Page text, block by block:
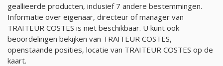
geallieerde producten, inclusief 7 andere bestemmingen.
Informatie over eigenaar, directeur of manager van
TRAITEUR COSTES is niet beschikbaar. U kunt ook
beoordelingen bekijken van TRAITEUR COSTES,
openstaande posities, locatie van TRAITEUR COSTES op de
kaart.